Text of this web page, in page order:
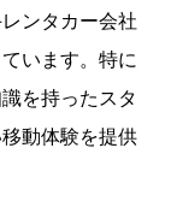
ンタカー会社
います。特に
を持ったスタ
動体験を提供